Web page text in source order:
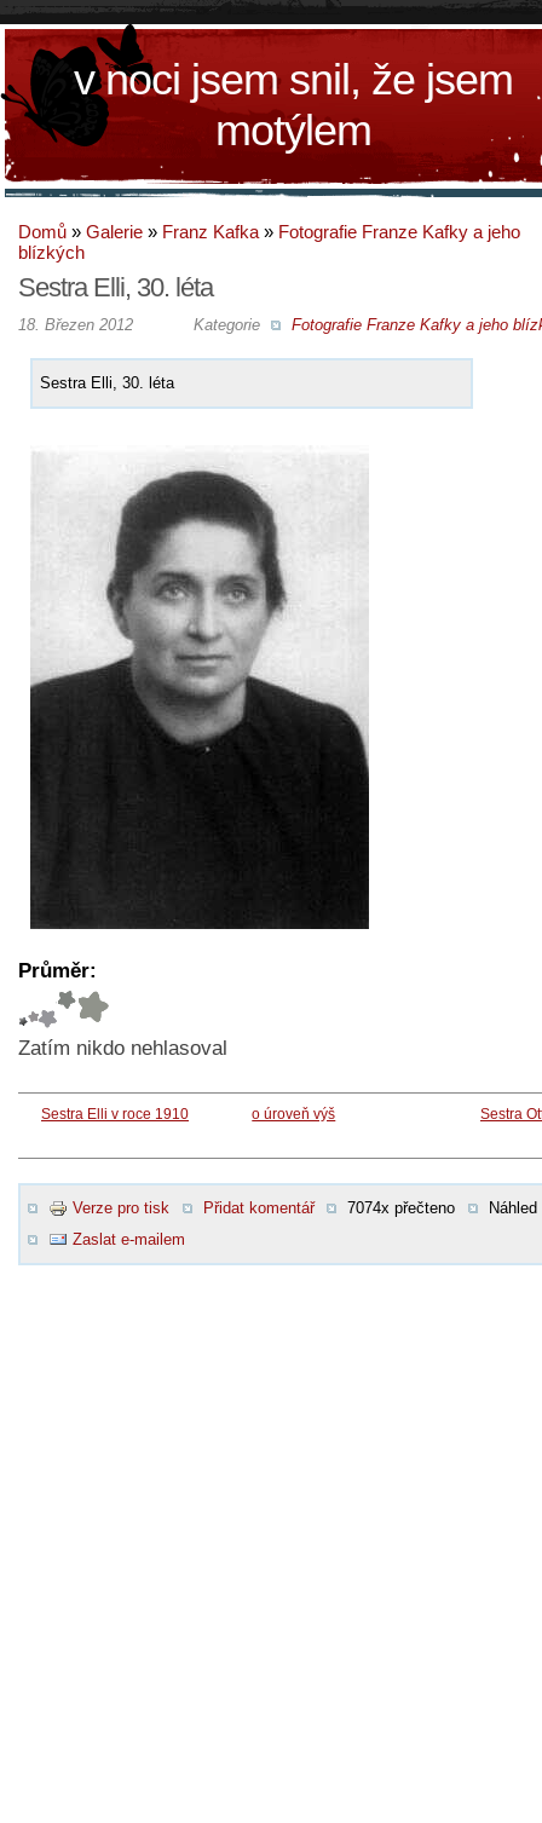
v noci jsem snil, že jsem
motýlem
Domů » Galerie » Franz Kafka » Fotografie Franze Kafky a jeho
blízkých
Sestra Elli, 30. léta
Kategorie Fotografie Franze Kafky a jeho
18. Březen 2012
Sestra Elli, 30. léta
Průměr:
Zatím nikdo nehlasoval
Sestra Elli v roce 1910 o úroveň výš Sestra
Verze pro tisk Přidat komentář 7074x přečteno
Náhled
Zaslat e-mailem